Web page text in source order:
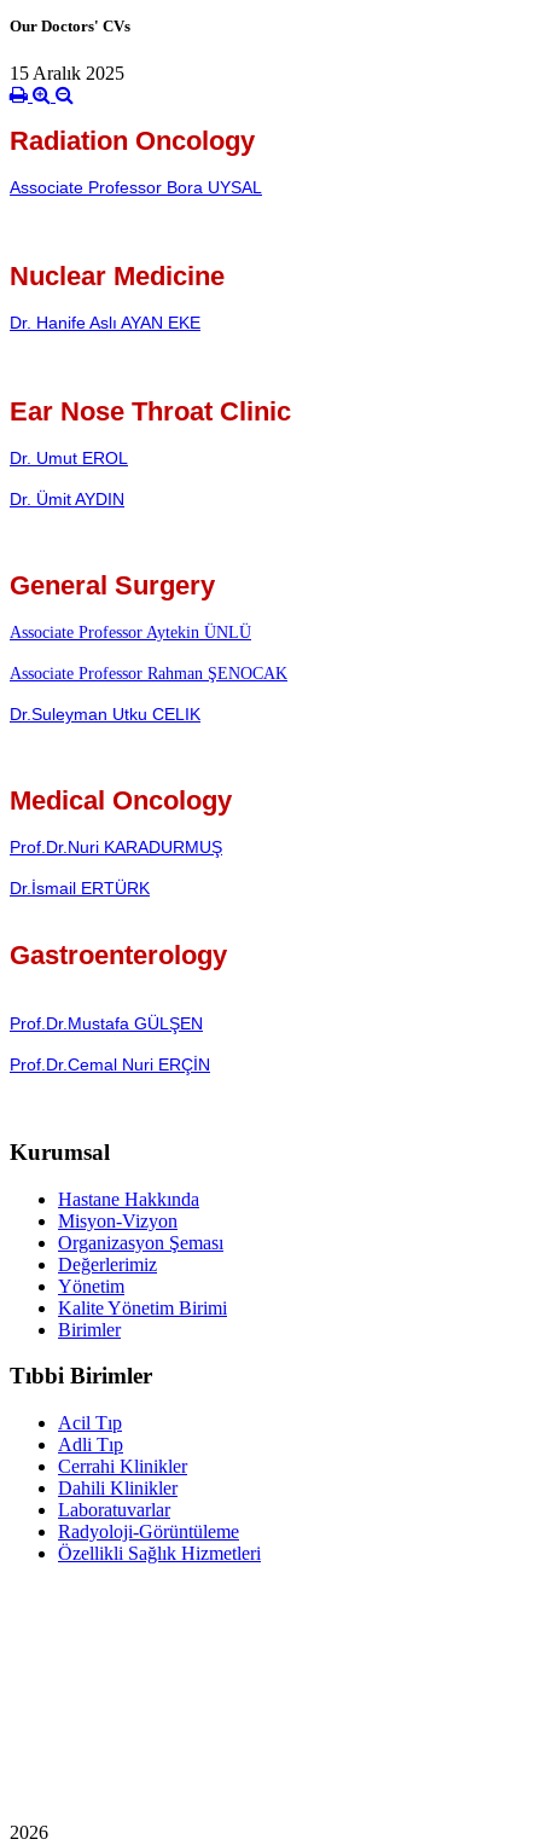
Our Doctors' CVs
15 Aralık 2025
Radiation Oncology
Associate Professor Bora UYSAL
Nuclear Medicine
Dr. Hanife Aslı AYAN EKE
Ear Nose Throat Clinic
Dr. Umut EROL
Dr. Ümit AYDIN
General Surgery
Associate Professor Aytekin ÜNLÜ
Associate Professor Rahman ŞENOCAK
Dr.Suleyman Utku CELIK
Medical Oncology
Prof.Dr.Nuri KARADURMUŞ
Dr.İsmail ERTÜRK
Gastroenterology
Prof.Dr.Mustafa GÜLŞEN
Prof.Dr.Cemal Nuri ERÇİN
Kurumsal
Hastane Hakkında
Misyon-Vizyon
Organizasyon Şeması
Değerlerimiz
Yönetim
Kalite Yönetim Birimi
Birimler
Tıbbi Birimler
Acil Tıp
Adli Tıp
Cerrahi Klinikler
Dahili Klinikler
Laboratuvarlar
Radyoloji-Görüntüleme
Özellikli Sağlık Hizmetleri
2026